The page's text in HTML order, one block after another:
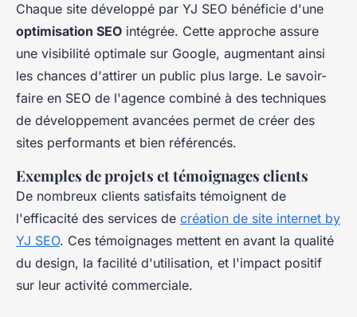
Chaque site développé par YJ SEO bénéficie d'une
optimisation SEO intégrée. Cette approche assure
une visibilité optimale sur Google, augmentant ainsi
les chances d'attirer un public plus large. Le savoir-
faire en SEO de l'agence combiné à des techniques
de développement avancées permet de créer des
sites performants et bien référencés.
Exemples de projets et témoignages clients
De nombreux clients satisfaits témoignent de
l'efficacité des services de création de site internet by
YJ SEO. Ces témoignages mettent en avant la qualité
du design, la facilité d'utilisation, et l'impact positif
sur leur activité commerciale.